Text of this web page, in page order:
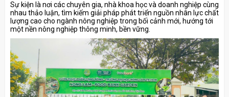
Sự kiện là nơi các chuyên gia, nhà khoa học và doanh nghiệp cùng
nhau thảo luận, tìm kiếm giải pháp phát triển nguồn nhân lực chất
lượng cao cho ngành nông nghiệp trong bối cảnh mới, hướng tới
một nền nông nghiệp thông minh, bền vững.